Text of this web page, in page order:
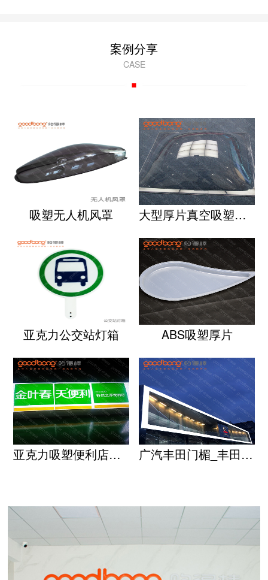
案例分享
CASE
吸塑无人机风罩 大型厚片真空吸塑透明罩子
亚克力公交站灯箱 ABS吸塑厚片
亚克力吸塑便利店招牌门头 广汽丰田门楣_丰田4S店发光门楣_丰田灯带